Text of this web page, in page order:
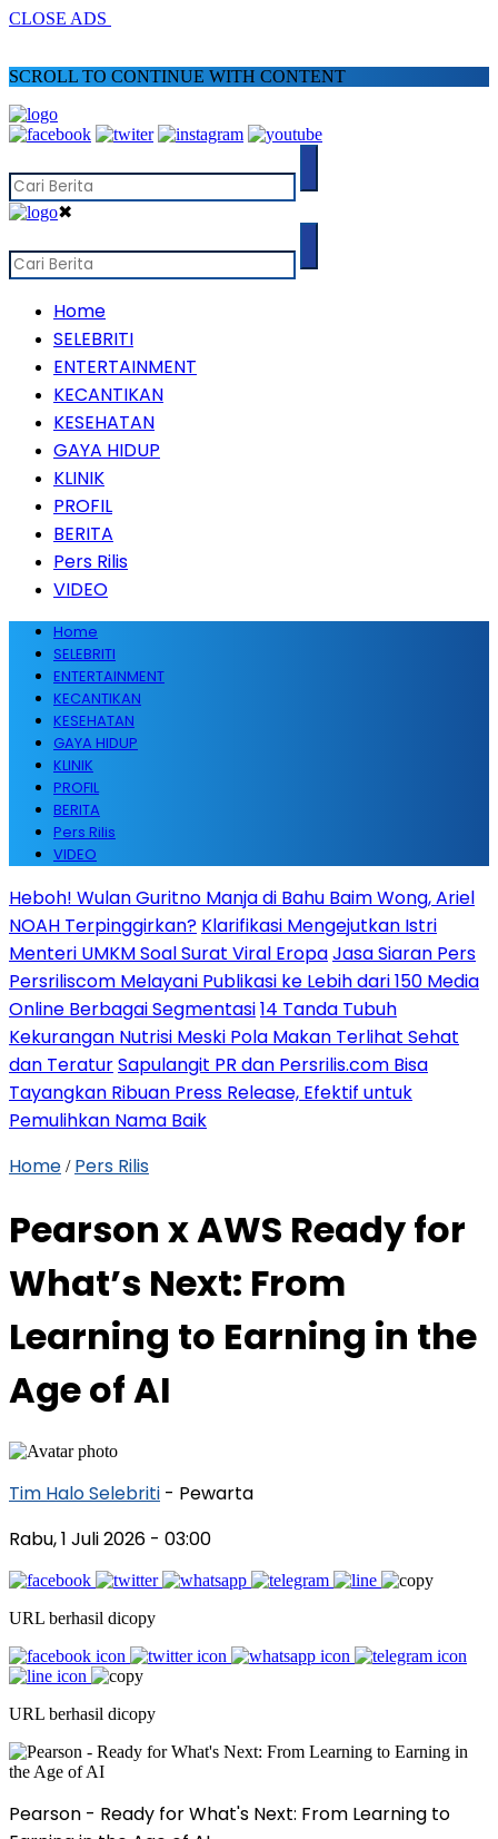
CLOSE ADS
SCROLL TO CONTINUE WITH CONTENT
✖
Home
SELEBRITI
ENTERTAINMENT
KECANTIKAN
KESEHATAN
GAYA HIDUP
KLINIK
PROFIL
BERITA
Pers Rilis
VIDEO
Home
SELEBRITI
ENTERTAINMENT
KECANTIKAN
KESEHATAN
GAYA HIDUP
KLINIK
PROFIL
BERITA
Pers Rilis
VIDEO
Heboh! Wulan Guritno Manja di Bahu Baim Wong, Ariel
NOAH Terpinggirkan? Klarifikasi Mengejutkan Istri
Menteri UMKM Soal Surat Viral EropaJasa Siaran Pers
Persriliscom Melayani Publikasi ke Lebih dari 150 Media
Online Berbagai Segmentasi14 Tanda Tubuh
Kekurangan Nutrisi Meski Pola Makan Terlihat Sehat
dan TeraturSapulangit PR dan Persrilis.com Bisa
Tayangkan Ribuan Press Release, Efektif untuk
Pemulihkan Nama Baik
Home / Pers Rilis
Pearson x AWS Ready for
What’s Next: From
Learning to Earning in the
Age of AI
Tim Halo Selebriti - Pewarta
Rabu, 1 Juli 2026 - 03:00
URL berhasil dicopy
URL berhasil dicopy
Pearson - Ready for What's Next: From Learning to